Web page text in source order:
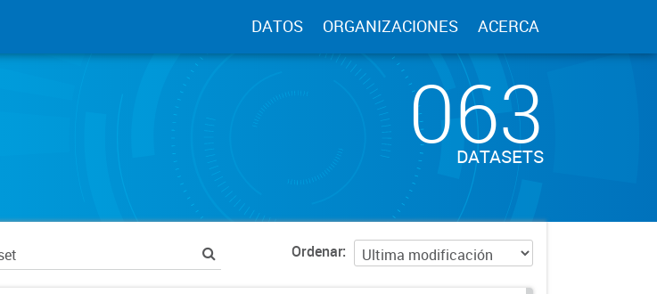
DATOS ORGANIZACIONES ACERCA
063
DATASETS
Ordenar